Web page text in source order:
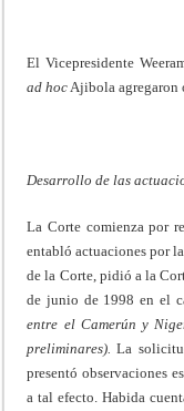
El Vicepresidente
adhoc Ajibola agregaron
Desarrollo de las
La Corte comienza por
entabló actuaciones por
de la Corte, pidió a la
de junio de 1998 en el
entre el Camerún y
preliminares). La
presentó observaciones
a tal efecto. Habida